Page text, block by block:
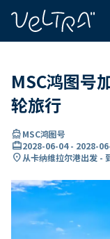
MSC鸿图号
轮旅行
directions_boatMSC鸿图号
card_travel2028-06-04- 2028-
location_on从卡纳维拉尔港出发 -